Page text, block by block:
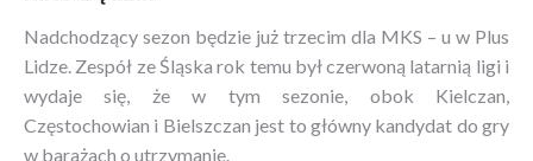
Nadchodzący sezon będzie już trzecim dla MKS – u w Plus
Lidze. Zespół ze Śląska rok temu był czerwoną latarnią ligi i
wydaje się, że w tym sezonie, obok Kielczan,
Częstochowian i Bielszczan jest to główny kandydat do gry
w barażach o utrzymanie.